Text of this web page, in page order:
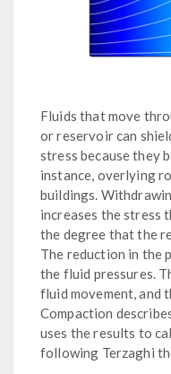
Fluids that move
or reservoir can
stress because they
instance, overlying
buildings.
increases the stress
the degree that the
The reduction in the
the fluid pressures.
fluid movement, and
Compaction
uses the results to
following Terzaghi